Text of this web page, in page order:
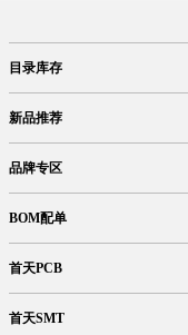
目录库存
新品推荐
品牌专区
BOM配单
首天PCB
首天SMT